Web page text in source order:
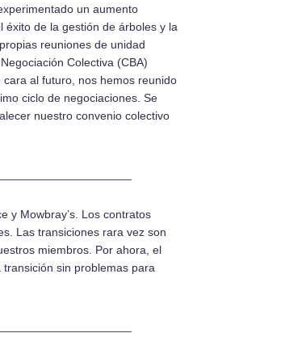
un aumento
de la gestión de árboles y la
reuniones de unidad
Colectiva (CBA)
al futuro, nos hemos reunido
ciclo de negociaciones. Se
nuestro convenio colectivo
y Mowbray’s. Los contratos
Las transiciones rara vez son
miembros. Por ahora, el
sin problemas para